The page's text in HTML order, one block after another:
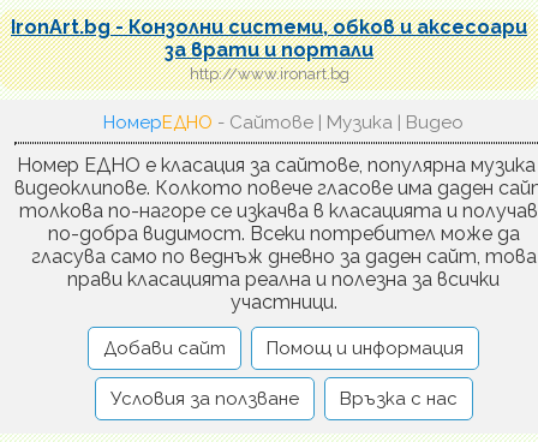
IronArt.bg - Конзолни системи, обков и аксесоари
за врати и портали
http://www.ironart.bg
НомерЕДНО - Сайтове | Музика | Видео
Номер ЕДНО е класация за сайтове, популярна музика
видеоклипове. Колкото повече гласове има даден
толкова по-нагоре се изкачва в класацията и
по-добра видимост. Всеки потребител може да
гласува само по веднъж дневно за даден сайт, това
прави класацията реална и полезна за всички
участници.
Добави сайт Помощ и информация
Условия за ползване Връзка с нас